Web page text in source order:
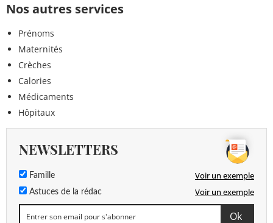
Nos autres services
Prénoms
Maternités
Crèches
Calories
Médicaments
Hôpitaux
NEWSLETTERS
Famille Voir un exemple
Astuces de la rédac Voir un exemple